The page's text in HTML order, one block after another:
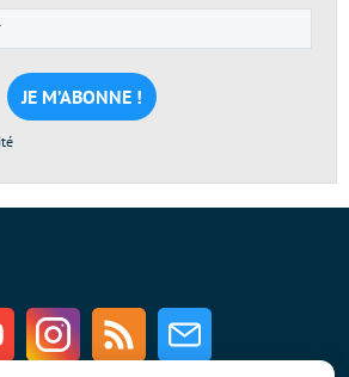
e-
mail
*
Youtube InstagramRSS Newsletter